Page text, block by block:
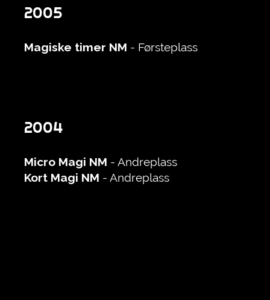
2005
Magiske timer NM - Førsteplass
2004
Micro Magi NM - Andreplass
Kort Magi NM - Andreplass